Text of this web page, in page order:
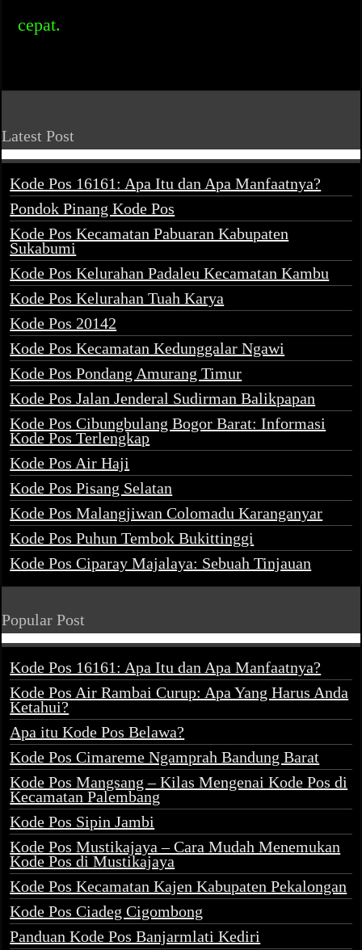
cepat.
Latest Post
Kode Pos 16161: Apa Itu dan Apa Manfaatnya?
Pondok Pinang Kode Pos
Kode Pos Kecamatan Pabuaran Kabupaten
Sukabumi
Kode Pos Kelurahan Padaleu Kecamatan Kambu
Kode Pos Kelurahan Tuah Karya
Kode Pos 20142
Kode Pos Kecamatan Kedunggalar Ngawi
Kode Pos Pondang Amurang Timur
Kode Pos Jalan Jenderal Sudirman Balikpapan
Kode Pos Cibungbulang Bogor Barat: Informasi
Kode Pos Terlengkap
Kode Pos Air Haji
Kode Pos Pisang Selatan
Kode Pos Malangjiwan Colomadu Karanganyar
Kode Pos Puhun Tembok Bukittinggi
Kode Pos Ciparay Majalaya: Sebuah Tinjauan
Popular Post
Kode Pos 16161: Apa Itu dan Apa Manfaatnya?
Kode Pos Air Rambai Curup: Apa Yang Harus Anda
Ketahui?
Apa itu Kode Pos Belawa?
Kode Pos Cimareme Ngamprah Bandung Barat
Kode Pos Mangsang – Kilas Mengenai Kode Pos di
Kecamatan Palembang
Kode Pos Sipin Jambi
Kode Pos Mustikajaya – Cara Mudah Menemukan
Kode Pos di Mustikajaya
Kode Pos Kecamatan Kajen Kabupaten Pekalongan
Kode Pos Ciadeg Cigombong
Panduan Kode Pos Banjarmlati Kediri